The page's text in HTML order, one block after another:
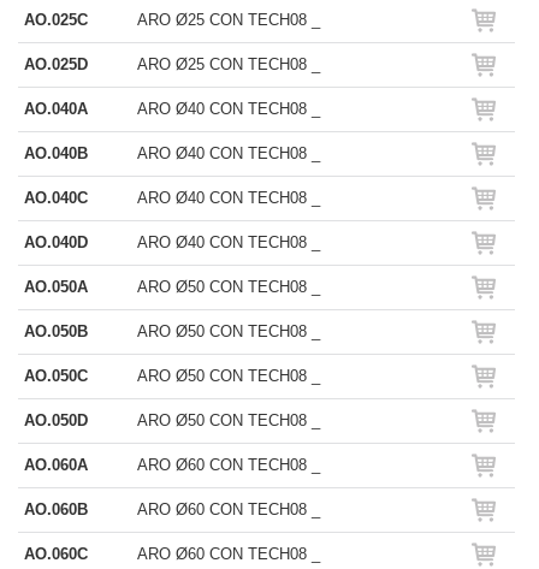
AO.025C ARO Ø25 CON TECH08 _
AO.025D ARO Ø25 CON TECH08 _
AO.040A ARO Ø40 CON TECH08 _
AO.040B ARO Ø40 CON TECH08 _
AO.040C ARO Ø40 CON TECH08 _
AO.040D ARO Ø40 CON TECH08 _
AO.050A ARO Ø50 CON TECH08 _
AO.050B ARO Ø50 CON TECH08 _
AO.050C ARO Ø50 CON TECH08 _
AO.050D ARO Ø50 CON TECH08 _
AO.060A ARO Ø60 CON TECH08 _
AO.060B ARO Ø60 CON TECH08 _
AO.060C ARO Ø60 CON TECH08 _